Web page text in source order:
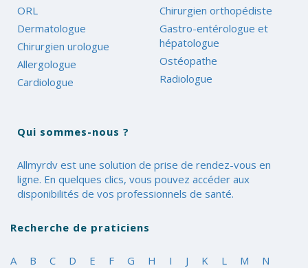
ORL
Dermatologue
Chirurgien urologue
Allergologue
Cardiologue
Chirurgien orthopédiste
Gastro-entérologue et
hépatologue
Ostéopathe
Radiologue
Qui sommes-nous ?
Allmyrdv est une solution de prise de rendez-vous en
ligne. En quelques clics, vous pouvez accéder aux
disponibilités de vos professionnels de santé.
Recherche de praticiens
A B C D E F G H I J K L M
N